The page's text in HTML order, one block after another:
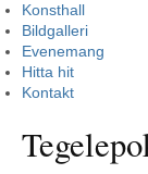
Konsthall
Bildgalleri
Evenemang
Hitta hit
Kontakt